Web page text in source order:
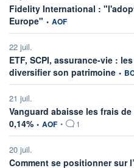
Fidelity International :
Europe" information fournie par
• AOF
22 juil.
ETF, SCPI, assurance-vie :
diversifier son patrimoine •
21 juil.
Vanguard abaisse les frais
0,14% information fournie par
• AOF • 1
20 juil.
Comment se positionner sur